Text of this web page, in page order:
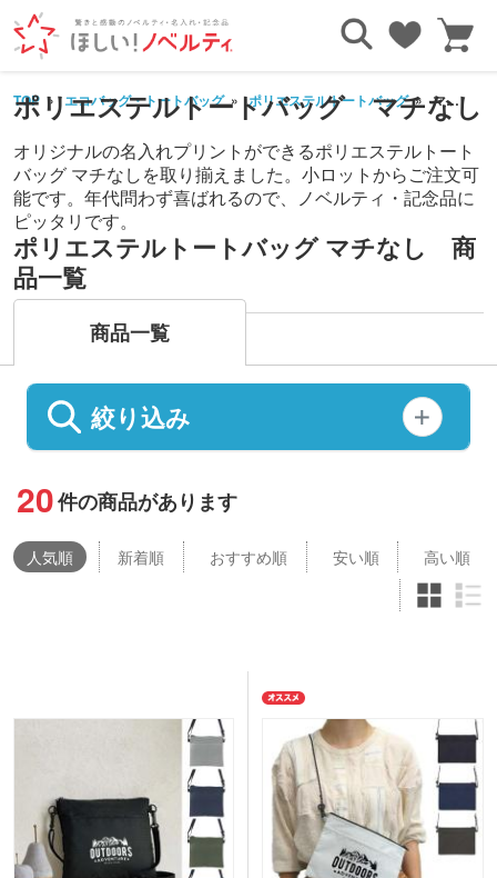
TOP エコバッグ・トートバッグ ポリエステルトートバッグ マチなし
ポリエステルトートバッグ マチなし
オリジナルの名入れプリントができるポリエステルトート
バッグ マチなしを取り揃えました。小ロットからご注文可
能です。年代問わず喜ばれるので、ノベルティ・記念品に
ピッタリです。
ポリエステルトートバッグ マチなし 商
品一覧
商品一覧
絞り込み
20件の商品があります
人気順 新着順 おすすめ順 安い順 高い順